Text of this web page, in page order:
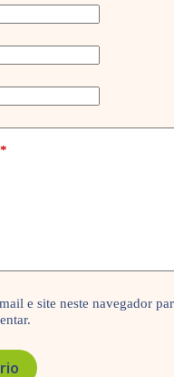
*
e site neste navegador